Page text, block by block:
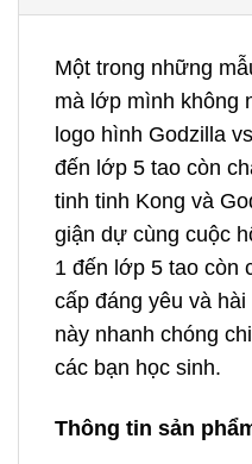
Một trong những
mà lớp mình không
logo hình Godzilla
đến lớp 5 tao còn
tinh tinh Kong và
giận dự cùng cuộc
1 đến lớp 5 tao còn
cấp đáng yêu và
này nhanh chóng
các bạn học sinh.
Thông tin sản